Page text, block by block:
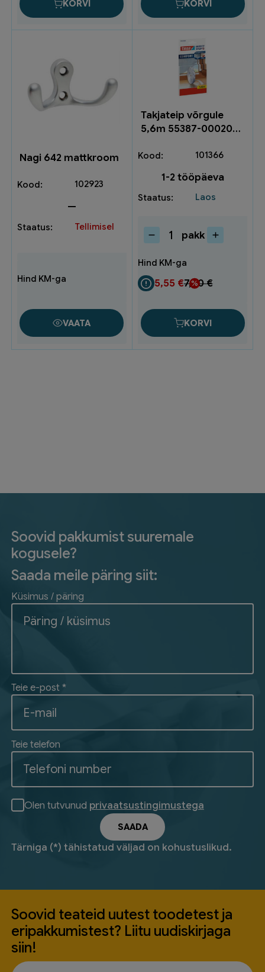
KORVI KORVI
Nagi 642 mattkroom
102923
—
Tellimisel
VAATA
Takjateip võrgule
5,6m 55387-00020-
101366
1-2 tööpäeva
Laos
Takjateip
5,6m
55387-
00020-
00
kogus
pakk
7,40€
5,55 €
KORVI
Soovid pakkumist suuremale
kogusele?
Saada meile päring siit:
Küsimus / päring
Teie e-post *
Teie telefon
Olen tutvunud privaatsustingimustega
Tärniga (*) tähistatud väljad on kohustuslikud.
Soovid teateid uutest toodetest ja
eripakkumistest? Liitu uudiskirjaga
siin!